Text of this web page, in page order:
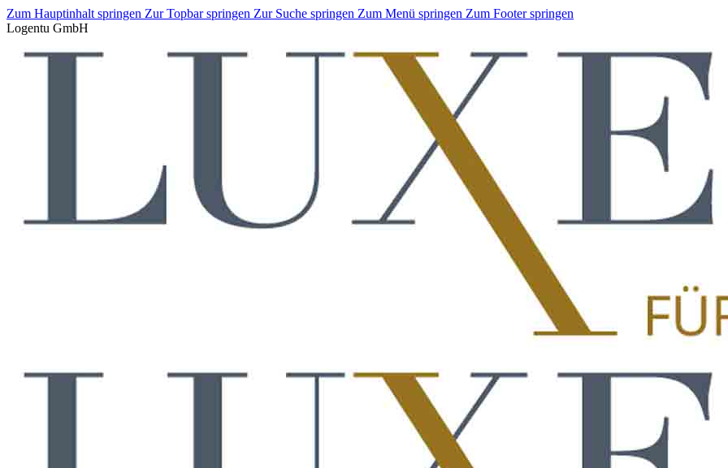
Zum Hauptinhalt springen Zur Topbar springen Zur Suche springen Zum Menü springen Zum Footer springen
Logentu GmbH